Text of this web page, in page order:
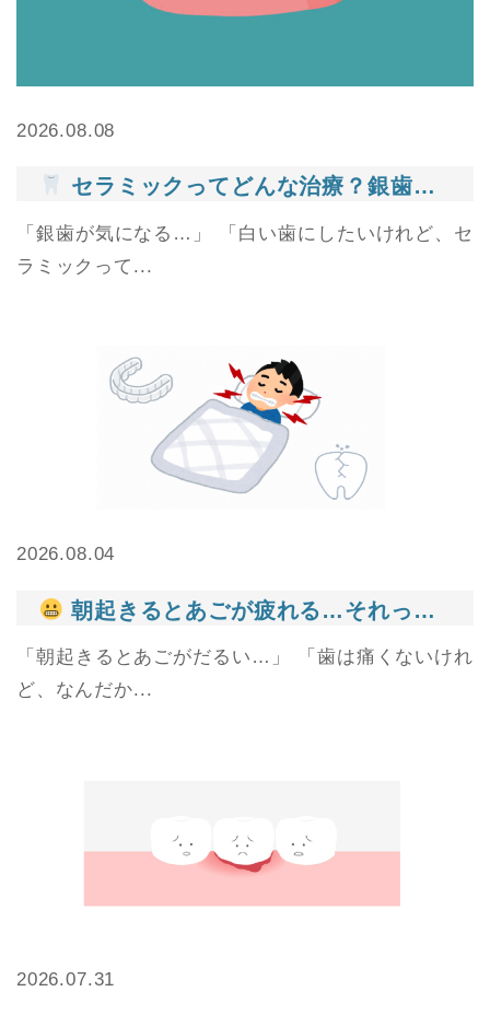
2026.08.08
セラミックってどんな治療？銀歯との違いをわかりやすく解説
「銀歯が気になる…」 「白い歯にしたいけれど、セ
ラミックって...
2026.08.04
朝起きるとあごが疲れる…それって食いしばりかもしれません
「朝起きるとあごがだるい…」 「歯は痛くないけれ
ど、なんだか...
2026.07.31